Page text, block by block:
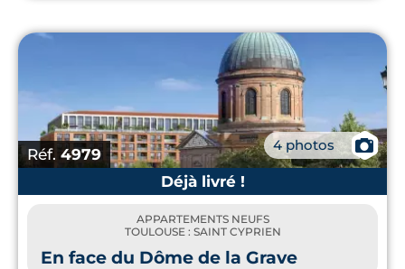
Réf. 4979 4 photos
📷
Déjà livré !
APPARTEMENTS NEUFS
TOULOUSE : SAINT CYPRIEN
En face du Dôme de la Grave